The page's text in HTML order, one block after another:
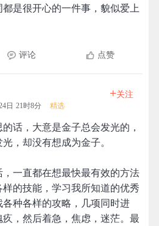
是很开心的一件事，貌似爱上
评论 点赞
日 21时8分 精选
+关注
话，大意是金子总会发光的，
，却没有想成为金子。
一直都在想最快最有效的方法
的技能，学习我所知道的优秀
种各样的攻略，几项同时进
，然后着急，焦虑，迷茫。最